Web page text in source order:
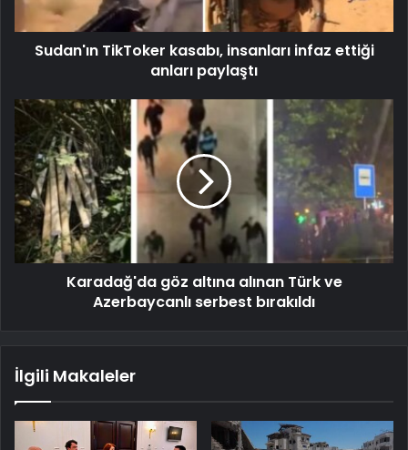
Sudan'ın TikToker kasabı, insanları infaz ettiği
anları paylaştı
Karadağ'da göz altına alınan Türk ve
Azerbaycanlı serbest bırakıldı
İlgili Makaleler